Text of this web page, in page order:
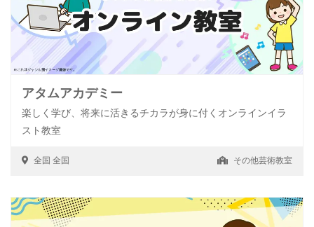
アタムアカデミー
楽しく学び、将来に活きるチカラが身に付くオンラインイラ
スト教室
全国 全国 その他芸術教室